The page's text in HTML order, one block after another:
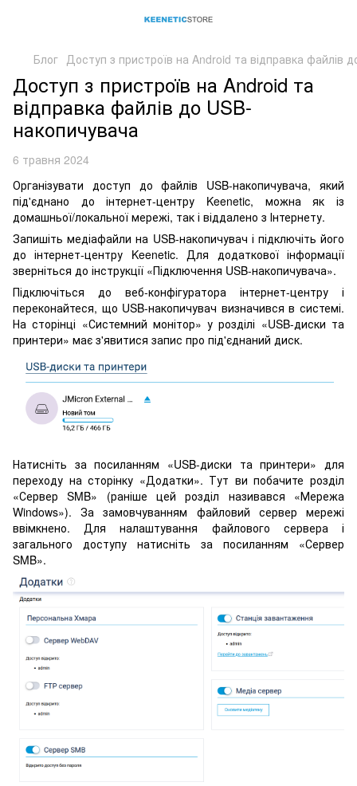
Блог Доступ з пристроїв на Android та відправка файлів
Доступ з пристроїв на Android та
відправка файлів до USB-
накопичувача
6 травня 2024
Організувати доступ до файлів USB-накопичувача, який
під'єднано до інтернет-центру Keenetic, можна як із
домашньої/локальної мережі, так і віддалено з Інтернету.
Запишіть медіафайли на USB-накопичувач і підключіть його
до інтернет-центру Keenetic. Для додаткової інформації
зверніться до інструкції «Підключення USB-накопичувача».
Підключіться до веб-конфігуратора інтернет-центру і
переконайтеся, що USB-накопичувач визначився в системі.
На сторінці «Системний монітор» у розділі «USB-диски та
принтери» має з'явитися запис про під'єднаний диск.
Натисніть за посиланням «USB-диски та принтери» для
переходу на сторінку «Додатки». Тут ви побачите розділ
«Сервер SMB» (раніше цей розділ називався «Мережа
Windows»). За замовчуванням файловий сервер мережі
ввімкнено. Для налаштування файлового сервера і
загального доступу натисніть за посиланням «Сервер
SMB».